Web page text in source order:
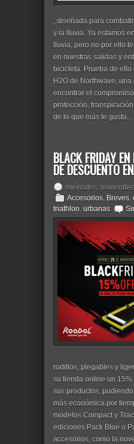
, diseñada para
y la lluvia. Ya estamos
lluvia, pero no por ello
en nuestras salidas y
bicicleta. Prueba de
H2O de Northwave,
encontrar el
protección,
de lo que más te gusta...
BLACK FRIDAY
DE DESCUENTO
miércoles,
Accesorios, Breves,
triathlon, urbanas
rodillos, plegables y
su tienda online un
sus productos,
más económica por
modelos Compact y
ediciones Pack Blue o
accesorios, como la